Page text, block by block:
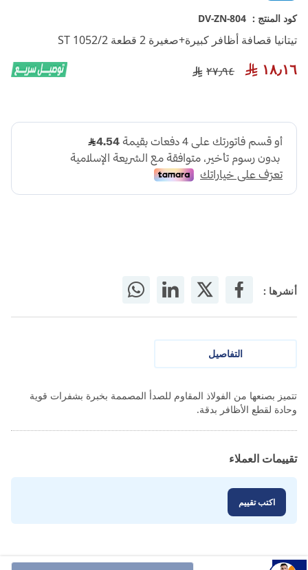
كود المنتج : DV-ZN-804
تيتانيا قصافة أظافر كبيرة+صغيرة 2 قطعة 1052/2 ST
١٨٫١٦ ٢٧٫٩٤
أنشرها :
الصور
التفاصيل
تتميز بصنعها من الفولاذ المقاوم للصدأ المصممة بخبرة بشفرات قوية
وحادة لقطع الأظافر بدقة.
تقييمات العملاء
اكتب تقييم